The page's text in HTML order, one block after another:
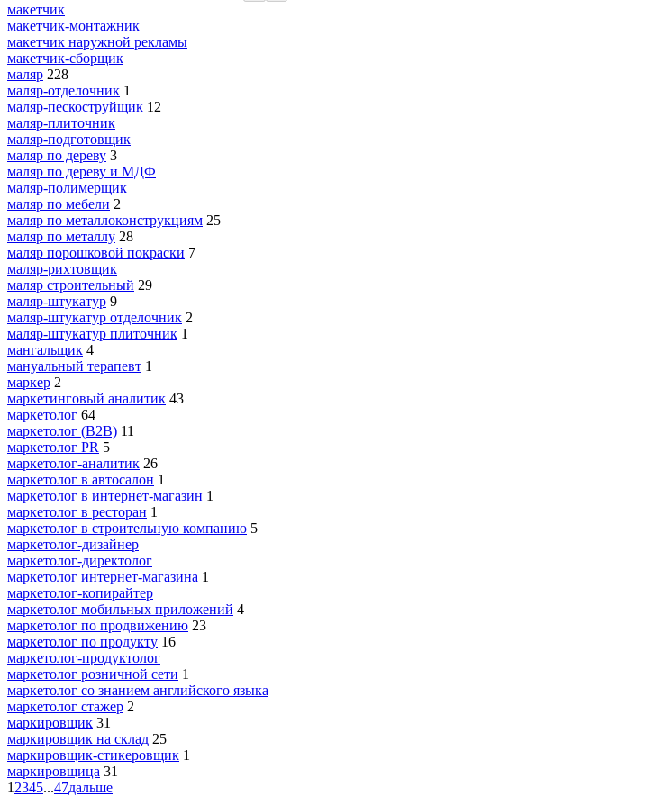
макетчик
макетчик-монтажник
макетчик наружной рекламы
макетчик-сборщик
маляр 228
маляр-отделочник 1
маляр-пескоструйщик 12
маляр-плиточник
маляр-подготовщик
маляр по дереву 3
маляр по дереву и МДФ
маляр-полимерщик
маляр по мебели 2
маляр по металлоконструкциям 25
маляр по металлу 28
маляр порошковой покраски 7
маляр-рихтовщик
маляр строительный 29
маляр-штукатур 9
маляр-штукатур отделочник 2
маляр-штукатур плиточник 1
мангальщик 4
мануальный терапевт 1
маркер 2
маркетинговый аналитик 43
маркетолог 64
маркетолог (B2B) 11
маркетолог PR 5
маркетолог-аналитик 26
маркетолог в автосалон 1
маркетолог в интернет-магазин 1
маркетолог в ресторан 1
маркетолог в строительную компанию 5
маркетолог-дизайнер
маркетолог-директолог
маркетолог интернет-магазина 1
маркетолог-копирайтер
маркетолог мобильных приложений 4
маркетолог по продвижению 23
маркетолог по продукту 16
маркетолог-продуктолог
маркетолог розничной сети 1
маркетолог со знанием английского языка
маркетолог стажер 2
маркировщик 31
маркировщик на склад 25
маркировщик-стикеровщик 1
маркировщица 31
1 2345...47дальше